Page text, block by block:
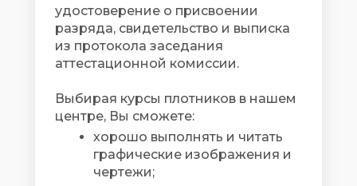
удостоверение о присвоении
разряда, свидетельство и выписка
из протокола заседания
аттестационной комиссии.
Выбирая курсы плотников в нашем
центре, Вы сможете:
хорошо выполнять и читать
графические изображения и
чертежи;